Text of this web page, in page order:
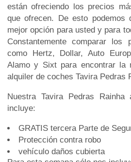
están ofreciendo los precios
que ofrecen. De esto podemos
mejor opción para usted y para
Constantemente comparar los
como Hertz, Dollar, Auto
Alamo y Sixt para encontrar la
alquiler de coches Tavira Pedras
Nuestra Tavira Pedras Rainha
incluye:
GRATIS tercera Parte de
Protección contra robo
vehículo daños cubierta